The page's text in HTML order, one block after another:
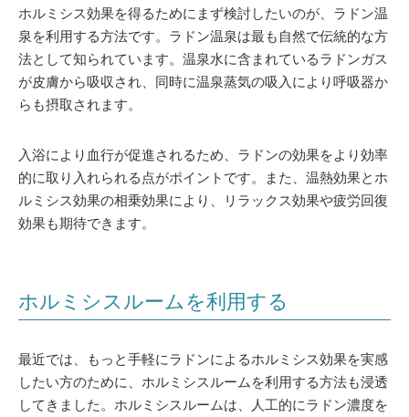
ホルミシス効果を得るためにまず検討したいのが、ラドン温
泉を利用する方法です。ラドン温泉は最も自然で伝統的な方
法として知られています。温泉水に含まれているラドンガス
が皮膚から吸収され、同時に温泉蒸気の吸入により呼吸器か
らも摂取されます。
入浴により血行が促進されるため、ラドンの効果をより効率
的に取り入れられる点がポイントです。また、温熱効果とホ
ルミシス効果の相乗効果により、リラックス効果や疲労回復
効果も期待できます。
ホルミシスルームを利用する
最近では、もっと手軽にラドンによるホルミシス効果を実感
したい方のために、ホルミシスルームを利用する方法も浸透
してきました。ホルミシスルームは、人工的にラドン濃度を